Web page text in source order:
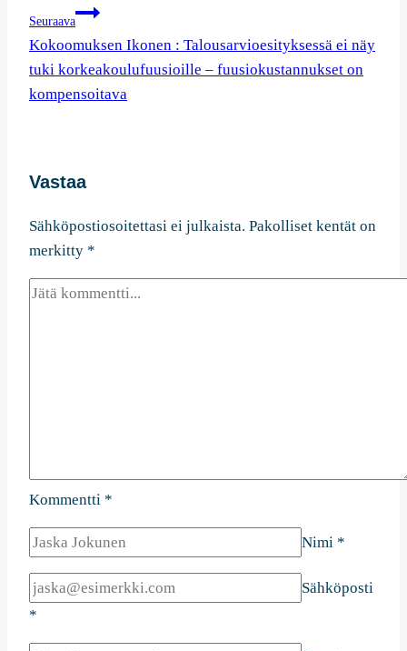
Seuraava
Kokoomuksen Ikonen : Talousarvioesityksessä ei näy
tuki korkeakoulufuusioille – fuusiokustannukset on
kompensoitava
Vastaa
Sähköpostiosoitettasi ei julkaista. Pakolliset kentät on
merkitty *
Kommentti *
Nimi *
Sähköposti
*